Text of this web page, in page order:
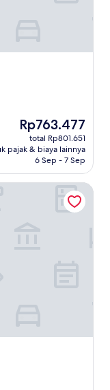
Harga
sekarang
Rp763.477
Rp763.477
total Rp801.651
pajak & biaya lainnya
6 Sep - 7 Sep